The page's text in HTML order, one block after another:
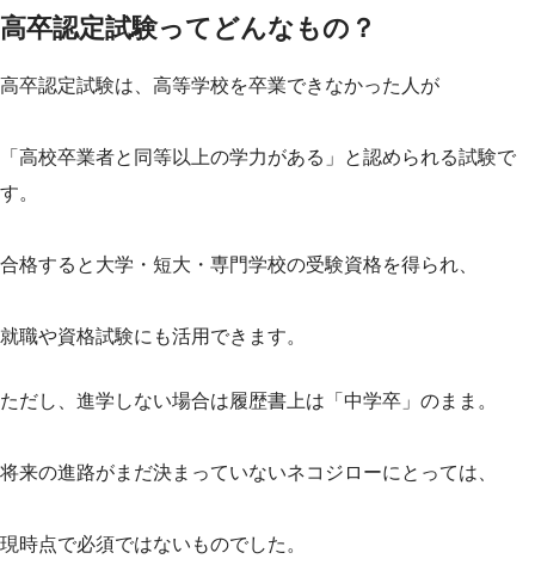
高卒認定試験ってどんなもの？
高卒認定試験は、高等学校を卒業できなかった人が
「高校卒業者と同等以上の学力がある」と認められる試験で
す。
合格すると大学・短大・専門学校の受験資格を得られ、
就職や資格試験にも活用できます。
ただし、進学しない場合は履歴書上は「中学卒」のまま。
将来の進路がまだ決まっていないネコジローにとっては、
現時点で必須ではないものでした。